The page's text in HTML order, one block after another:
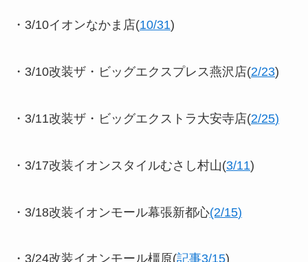
・3/10イオンなかま店(10/31)
・3/10改装ザ・ビッグエクスプレス燕沢店(2/23)
・3/11改装ザ・ビッグエクストラ大安寺店(2/25)
・3/17改装イオンスタイルむさし村山(3/11)
・3/18改装イオンモール幕張新都心(2/15)
・3/24改装イオンモール橿原(記事3/15)